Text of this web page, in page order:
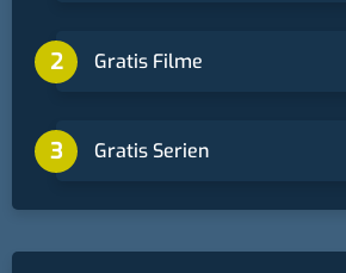
Gratis Filme
Gratis Serien